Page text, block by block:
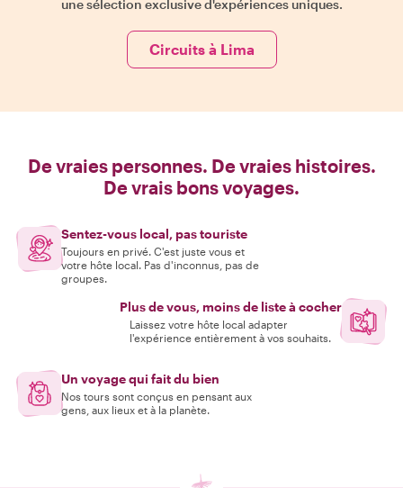
une sélection exclusive d'expériences uniques.
Circuits à Lima
De vraies personnes. De vraies histoires.
De vrais bons voyages.
Sentez-vous local, pas touriste
Toujours en privé. C'est juste vous et
votre hôte local. Pas d'inconnus, pas de
groupes.
Plus de vous, moins de liste à cocher
Laissez votre hôte local adapter
l'expérience entièrement à vos souhaits.
Un voyage qui fait du bien
Nos tours sont conçus en pensant aux
gens, aux lieux et à la planète.